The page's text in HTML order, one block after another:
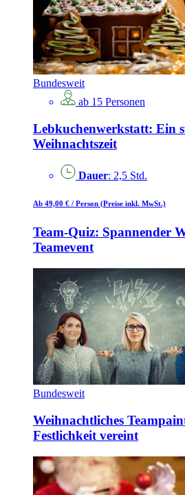
Bundesweit
ab 15 Personen
Lebkuchenwerkstatt: Ein
Weihnachtszeit
Dauer: 2,5 Std.
Ab 49,00 € / Person (Preise inkl. MwSt.)
Team-Quiz: Spannender
Teamevent
Bundesweit
Weihnachtliches
Festlichkeit vereint